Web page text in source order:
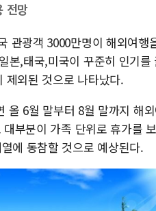
전망
관광객 3000만명이 해외여행
본,태국,미국이 꾸준히 인기
제외된 것으로 나타났다.
6월 말부터 8월 말까지 해
부분이 가족 단위로 휴가를
에 동참할 것으로 예상된다.